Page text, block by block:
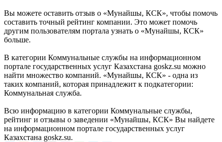
Вы можете оставить отзыв о «Мунайшы, КСК», чтобы помочь
составить точный рейтинг компании. Это может помочь
другим пользователям портала узнать о «Мунайшы, КСК»
больше.
В категории Коммунальные службы на информационном
портале государственных услуг Казахстана goskz.su можно
найти множество компаний. «Мунайшы, КСК» - одна из
таких компаний, которая принадлежит к подкатегории:
Коммунальная служба.
Всю информацию в категории Коммунальные службы,
рейтинг и отзывы о заведении «Мунайшы, КСК» Вы найдете
на информационном портале государственных услуг
Казахстана goskz.su.